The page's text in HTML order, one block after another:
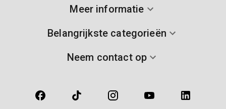
Meer informatie
Belangrijkste categorieën
Neem contact op